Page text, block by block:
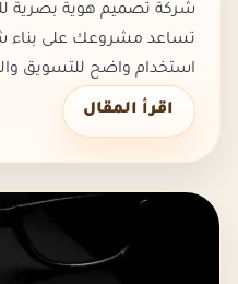
شركة تصميم هوية بصرية
تساعد مشروعك على بناء
استخدام واضح للتسويق
اقرأ المقال